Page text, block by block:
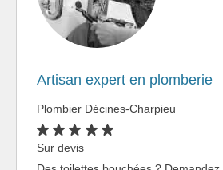
Artisan expert en plomberie
Plombier Décines-Charpieu
Sur devis